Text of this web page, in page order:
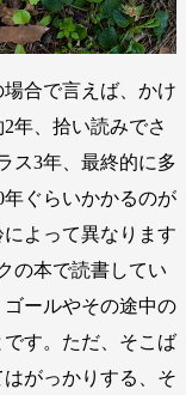
合で言えば、かけ
年、拾い読みでさ
ス3年、最終的に多
ぐらいかかるのが
よって異なります
の本で読書してい
ールやその途中の
す。ただ、そこば
がっかりする、そ